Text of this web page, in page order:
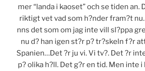
mer “landa i kaoset” och se tiden an.
riktigt vet vad som h?nder fram?t
nns det som om jag inte vill sl?ppa
nu d? han igen st?r p? tr?skeln f?r
Spanien…Det ?r ju vi. Vi tv?. Det ?r
p? olika h?ll. Det g?r en tid. Men inte